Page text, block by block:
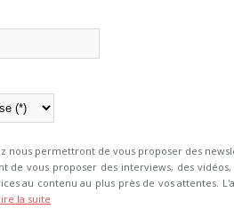
nous permettront de vous proposer des
de vous proposer des interviews, des
au contenu au plus près de vos attentes.
la suite